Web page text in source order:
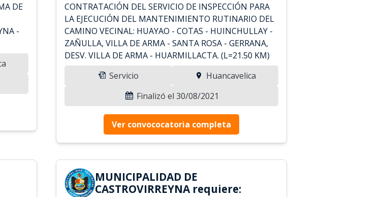
DE
-
CONTRATACIÓN DEL SERVICIO DE INSPECCIÓN PARA
LA EJECUCIÓN DEL MANTENIMIENTO RUTINARIO DEL
CAMINO VECINAL: HUAYAO - COTAS - HUINCHULLAY -
ZAÑULLA, VILLA DE ARMA - SANTA ROSA - GERRANA,
DESV. VILLA DE ARMA - HUARMILLACTA. (L=21.50 KM)
Servicio
Huancavelica
Finalizó el 30/08/2021
Ver convococatoria completa
MUNICIPALIDAD DE
CASTROVIRREYNA requiere: